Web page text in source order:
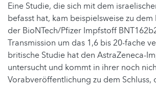
Eine Studie, die sich mit dem
befasst hat, kam beispielsweise zu dem
der BioNTech/Pfizer Impfstoff
Transmission um das 1,6 bis 20-fache
britische Studie hat den AstraZeneca-
untersucht und kommt in ihrer noch
Vorabveröffentlichung zu dem Schluss,